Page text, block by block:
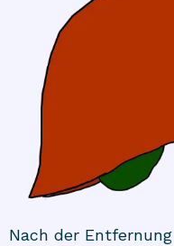
Nach der